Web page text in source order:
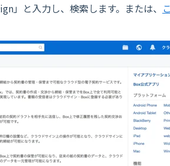
」と入力し、検索します。または、